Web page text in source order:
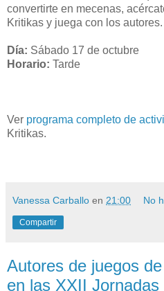
convertirte en mecenas,
Kritikas y juega con los autores.
Día: Sábado 17 de octubre
Horario: Tarde
Ver programa completo de
Kritikas.
Vanessa Carballo en 21:00 No
Compartir
Autores de juegos
en las XXII Jornadas